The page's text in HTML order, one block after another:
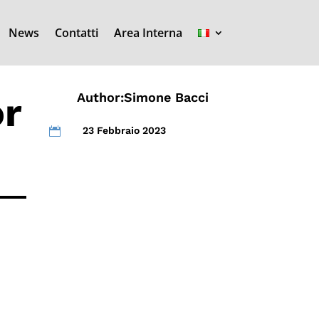
News Contatti Area Interna
Author:Simone Bacci
 23 Febbraio 2023